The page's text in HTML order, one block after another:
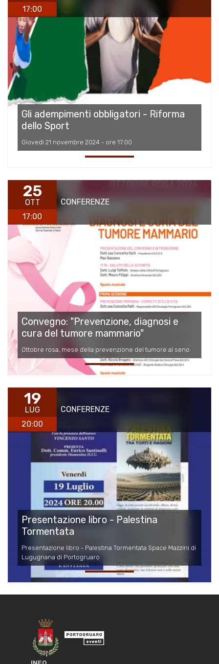
17:00
Gli adempimenti obbligatori - Riforma
dello Sport
Giovedì 21 novembre 2024 - ore 17:00
25
OTT
17:00
CONFERENZE
Convegno: "Prevenzione, diagnosi e
cura del tumore mammario"
Ottobre rosa, mese della prevenzione del tumore al seno
19
LUG
20:00
CONFERENZE
Presentazione libro - Palestina
Tormentata
Presentazione libro - Palestina Tormentata Space Mazzini di
Lugugnana di Portogruaro